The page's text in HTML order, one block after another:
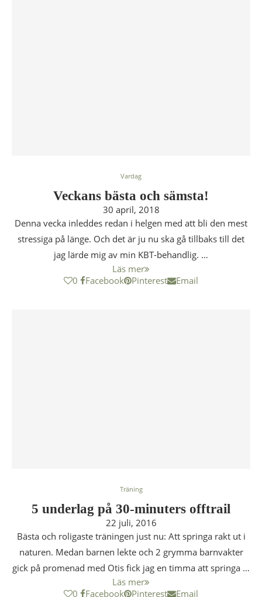
Vardag
Veckans bästa och sämsta!
30 april, 2018
Denna vecka inleddes redan i helgen med att bli den mest
stressiga på länge. Och det är ju nu ska gå tillbaks till det
jag lärde mig av min KBT-behandlig. …
Läs mer
0
Facebook Pinterest Email
Träning
5 underlag på 30-minuters offtrail
22 juli, 2016
Bästa och roligaste träningen just nu: Att springa rakt ut i
naturen. Medan barnen lekte och 2 grymma barnvakter
gick på promenad med Otis fick jag en timma att springa …
Läs mer
0
Facebook Pinterest Email